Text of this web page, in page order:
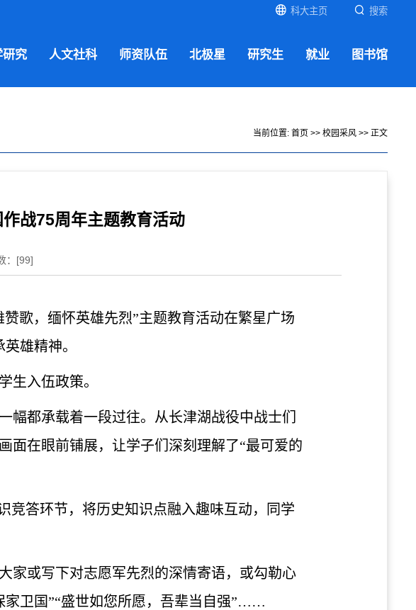
科大主页 搜索
研究 人文社科 师资队伍 北极星 研究生 就业 图书馆
当前位置: 首页 >> 校园采风>> 正文
战75周年主题教育活动
：[99]
歌，缅怀英雄先烈”主题教育活动在繁星广场
雄精神。
生入伍政策。
都承载着一段过往。从长津湖战役中战士们
面在眼前铺展，让学子们深刻理解了“最可爱的
竞答环节，将历史知识点融入趣味互动，同学
家或写下对志愿军先烈的深情寄语，或勾勒心
卫国”“盛世如您所愿，吾辈当自强”……